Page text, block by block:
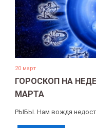
20 март
ГОРОСКОП НА
МАРТА
РЫБЫ. Нам вождя